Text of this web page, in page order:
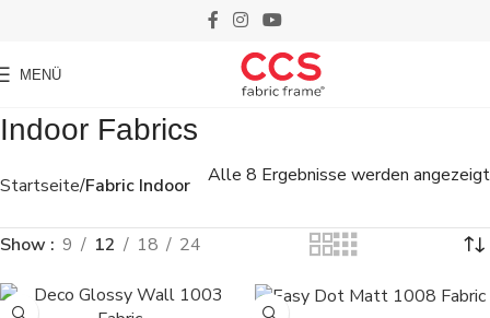
MENÜ
Indoor Fabrics
Startseite Fabric Indoor Alle 8 Ergebnisse werden angezeigt
Show 9 12 18 24